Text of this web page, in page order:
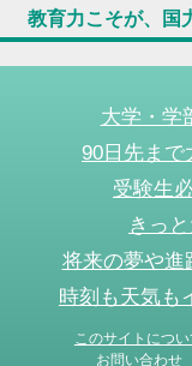
教育力こそが、国
大学・学
90日先まで
受験生
きっ
将来の夢や進
時刻も天気も
このサイトについ
お問い合わせ